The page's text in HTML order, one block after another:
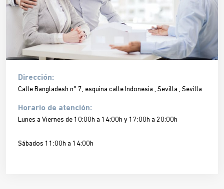
Dirección:
Calle Bangladesh nº 7, esquina calle Indonesia , Sevilla , Sevilla
Horario de atención:
Lunes a Viernes de 10:00h a 14:00h y 17:00h a 20:00h
Sábados 11:00h a 14:00h